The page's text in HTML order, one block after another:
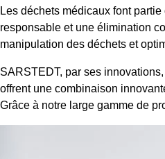
Les déchets médicaux font
responsable et une élimination
manipulation des déchets et
SARSTEDT, par ses
offrent une combinaison
Grâce à notre large gamme de